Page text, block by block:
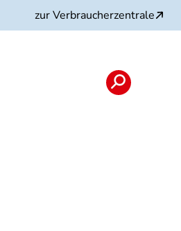
zur Verbraucherzentrale